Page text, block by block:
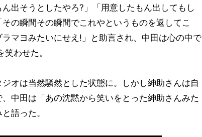
出そうとしたやろ?」「用意したもん出してもし
の瞬間その瞬間でこれやというものを返してこ
マヨみたいにせえ!」と助言され、中田は心の中で
わせた。
オは当然騒然とした状態に。しかし紳助さんは自
中田は「あの沈黙から笑いをとった紳助さんみた
語った。